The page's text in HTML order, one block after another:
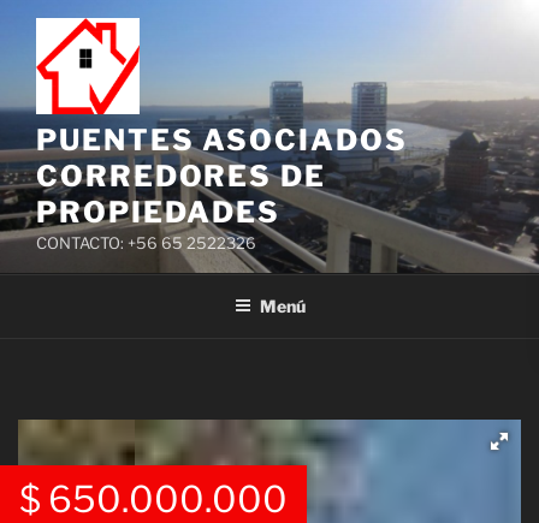
PUENTES ASOCIADOS
CORREDORES DE
PROPIEDADES
CONTACTO: +56 65 2522326
Menú
$ 650.000.000